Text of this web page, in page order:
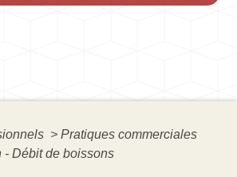
> Pratiques commerciales
- Débit de boissons